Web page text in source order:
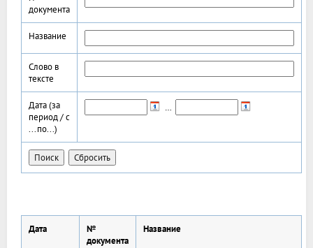
документа
Название
Слово в
тексте
Дата (за
период / с
...по...)
…
Дата
№
документа
Название